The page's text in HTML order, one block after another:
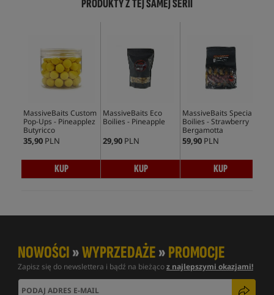
PRODUKTY Z TEJ SAMEJ SERII
MassiveBaits Custom
Pop-Ups - Pineapplez
Butyricco
35,90 PLN
KUP
MassiveBaits Eco
Boilies - Pineapple
29,90 PLN
KUP
MassiveBaits Special
Boilies - Strawberry
Bergamotta
59,90 PLN
KUP
NOWOŚCI»WYPRZEDAŻE»PROMOCJE
Zapisz się do newslettera i bądź na bieżącoz najlepszymi okazjami!